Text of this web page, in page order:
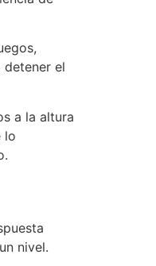
el
a la altura
lo
nivel.